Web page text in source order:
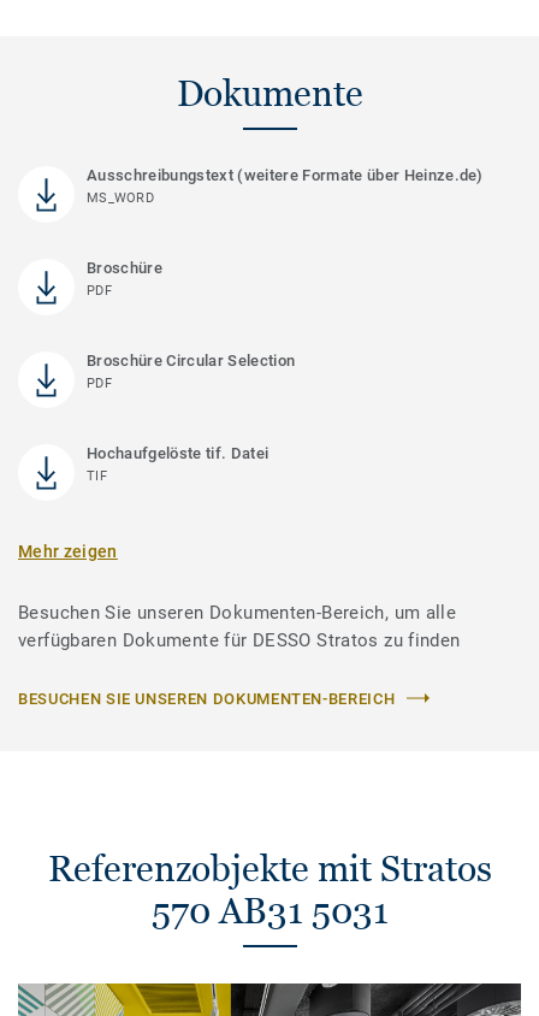
Dokumente
Ausschreibungstext (weitere Formate über Heinze.de)
MS_WORD
Broschüre
PDF
Broschüre Circular Selection
PDF
Hochaufgelöste tif. Datei
TIF
Mehr zeigen
Besuchen Sie unseren Dokumenten-Bereich, um alle
verfügbaren Dokumente für DESSO Stratos zu finden
BESUCHEN SIE UNSEREN DOKUMENTEN-BEREICH
Referenzobjekte mit Stratos
570 AB31 5031